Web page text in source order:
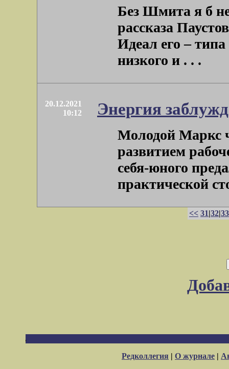
Без Шмита я б
рассказа
Идеал его –
низкого и . . .
20.12.2021
10:12
Энергия
Молодой Маркс
развитием
себя-юного
практической
<< 31|32|33
Редколлегия | О журнале |